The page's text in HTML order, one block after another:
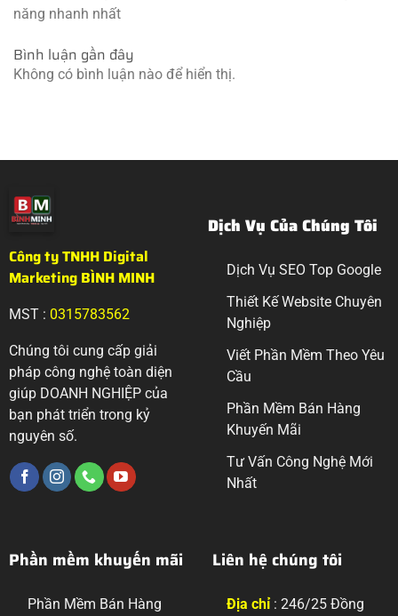
năng nhanh nhất
Bình luận gần đây
Không có bình luận nào để hiển thị.
Công ty TNHH Digital
Marketing BÌNH MINH
MST : 0315783562
Chúng tôi cung cấp giải
pháp công nghệ toàn diện
giúp DOANH NGHIỆP của
bạn phát triển trong kỷ
nguyên số.
Dịch Vụ Của Chúng Tôi
Dịch Vụ SEO Top Google
Thiết Kế Website Chuyên
Nghiệp
Viết Phần Mềm Theo Yêu
Cầu
Phần Mềm Bán Hàng
Khuyến Mãi
Tư Vấn Công Nghệ Mới
Nhất
Phần mềm khuyến mãi
Phần Mềm Bán Hàng
Liên hệ chúng tôi
Địa chỉ: 246/25 Đồng